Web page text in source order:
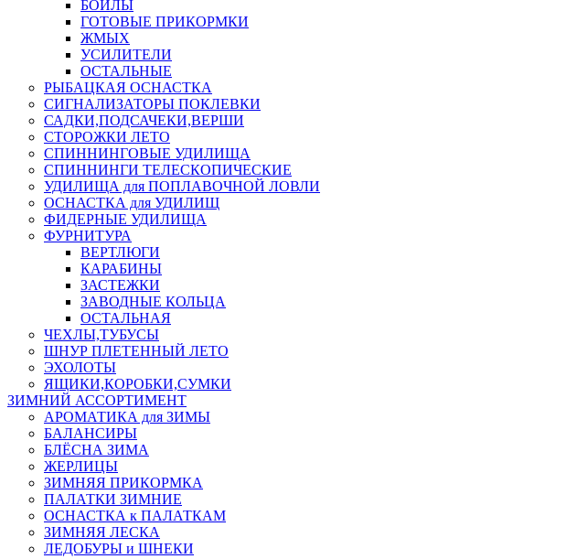
БОЙЛЫ
ГОТОВЫЕ ПРИКОРМКИ
ЖМЫХ
УСИЛИТЕЛИ
ОСТАЛЬНЫЕ
РЫБАЦКАЯ ОСНАСТКА
СИГНАЛИЗАТОРЫ ПОКЛЕВКИ
САДКИ,ПОДСАЧЕКИ,ВЕРШИ
СТОРОЖКИ ЛЕТО
СПИННИНГОВЫЕ УДИЛИЩА
СПИННИНГИ ТЕЛЕСКОПИЧЕСКИЕ
УДИЛИЩА для ПОПЛАВОЧНОЙ ЛОВЛИ
ОСНАСТКА для УДИЛИЩ
ФИДЕРНЫЕ УДИЛИЩА
ФУРНИТУРА
ВЕРТЛЮГИ
КАРАБИНЫ
ЗАСТЕЖКИ
ЗАВОДНЫЕ КОЛЬЦА
ОСТАЛЬНАЯ
ЧЕХЛЫ,ТУБУСЫ
ШНУР ПЛЕТЕННЫЙ ЛЕТО
ЭХОЛОТЫ
ЯЩИКИ,КОРОБКИ,СУМКИ
ЗИМНИЙ АССОРТИМЕНТ
АРОМАТИКА для ЗИМЫ
БАЛАНСИРЫ
БЛЁСНА ЗИМА
ЖЕРЛИЦЫ
ЗИМНЯЯ ПРИКОРМКА
ПАЛАТКИ ЗИМНИЕ
ОСНАСТКА к ПАЛАТКАМ
ЗИМНЯЯ ЛЕСКА
ЛЕДОБУРЫ и ШНЕКИ